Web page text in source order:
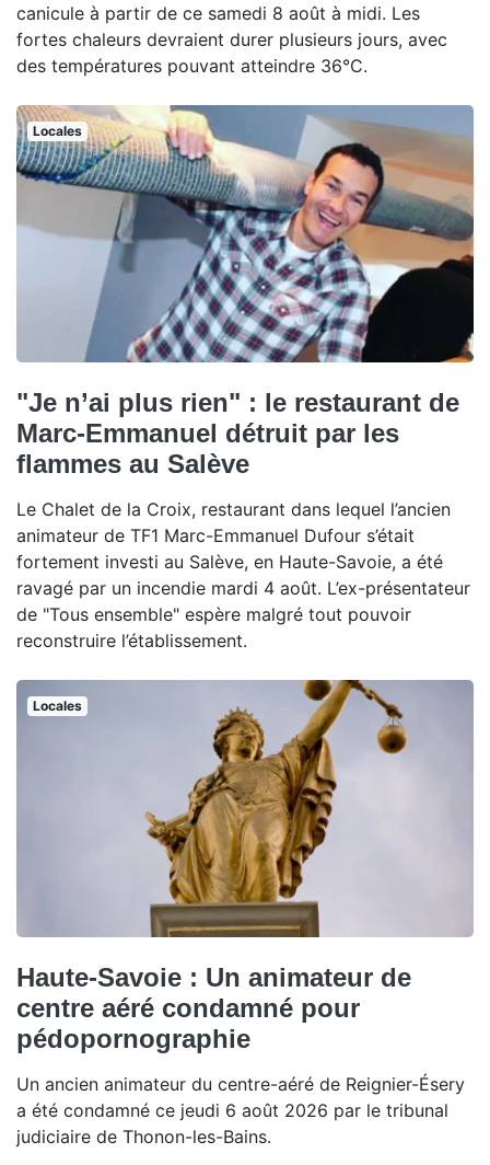
canicule à partir de ce samedi 8 août à midi. Les
fortes chaleurs devraient durer plusieurs jours, avec
des températures pouvant atteindre 36°C.
Locales
"Je n’ai plus rien" : le restaurant de
Marc-Emmanuel détruit par les
flammes au Salève
Le Chalet de la Croix, restaurant dans lequel l’ancien
animateur de TF1 Marc-Emmanuel Dufour s’était
fortement investi au Salève, en Haute-Savoie, a été
ravagé par un incendie mardi 4 août. L’ex-présentateur
de "Tous ensemble" espère malgré tout pouvoir
reconstruire l’établissement.
Locales
Haute-Savoie : Un animateur de
centre aéré condamné pour
pédopornographie
Un ancien animateur du centre-aéré de Reignier-Ésery
a été condamné ce jeudi 6 août 2026 par le tribunal
judiciaire de Thonon-les-Bains.